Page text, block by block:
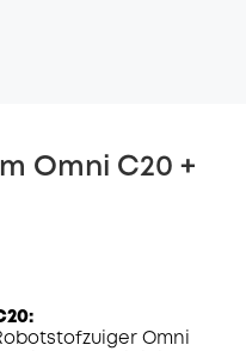
Omni C20 +
Omni